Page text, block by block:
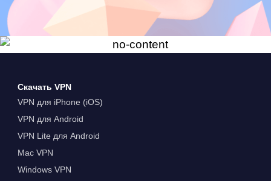
Скачать VPN
VPN для iPhone (iOS)
VPN для Android
VPN Lite для Android
Mac VPN
Windows VPN